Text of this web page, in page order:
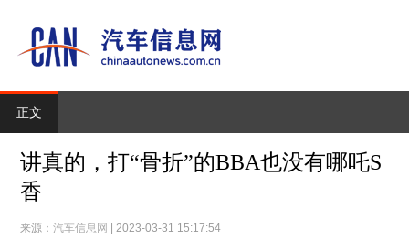
正文
讲真的，打“骨折”的BBA也没有哪吒S
香
来源：汽车信息网 | 2023-03-31 15:17:54